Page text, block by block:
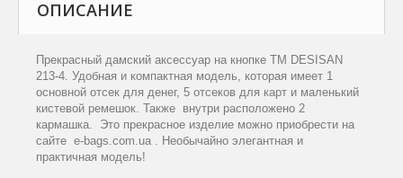
ОПИСАНИЕ
Прекрасный дамский аксессуар на кнопке ТМ DESISAN
213-4. Удобная и компактная модель, которая имеет 1
основной отсек для денег, 5 отсеков для карт и маленький
кистевой ремешок. Также внутри расположено 2
кармашка. Это прекрасное изделие можно приобрести на
сайте e-bags.com.ua . Необычайно элегантная и
практичная модель!